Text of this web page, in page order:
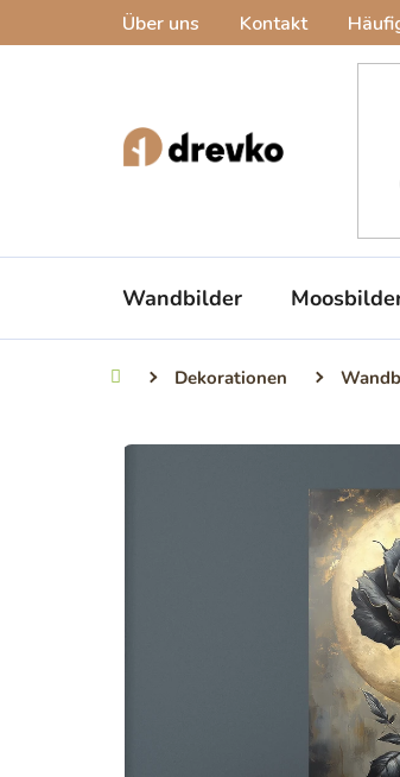
Über uns Kontakt
Wandbilder
StartseiteDekorationen